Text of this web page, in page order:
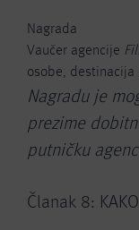
Nagrada
Vaučer agencije
osobe,
Nagradu je
prezime
putničku
Članak 8: